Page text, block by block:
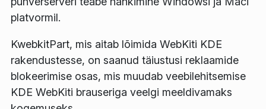
platvormil.
KwebkitPart, mis aitab lõimida WebKiti KDE
rakendustesse, on saanud täiustusi reklaamide
blokeerimise osas, mis muudab veebilehitsemise
KDE WebKiti brauseriga veelgi meeldivamaks